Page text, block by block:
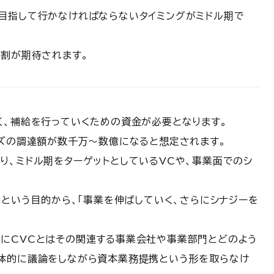
して行かなければならないタイミングがミドル期で
が期待されます。
補給を行っていくための資金が必要となります。
の調達額が数千万〜数億になると想定されます。
ミドル期をターゲットとしているVCや、事業面でのシ
いう目的から、「事業を伸ばしていく、さらにシナジーを
CVCとはその関連する事業会社や事業部門とどのよう
的に議論をしながら資本業務提携という形を取らなけ